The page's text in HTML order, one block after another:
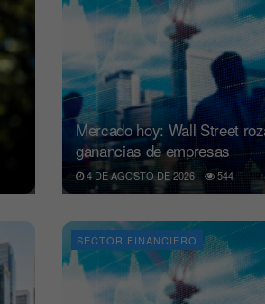
Mercado hoy: Wall Street
ganancias de empresas
4 DE AGOSTO DE 2026 544
SECTOR FINANCIERO